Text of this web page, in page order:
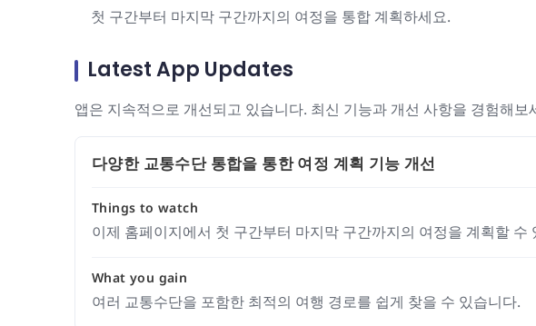
첫 구간부터 마지막 구간까지의 여정을 통합 계획하세요.
Latest App Updates
앱은 지속적으로 개선되고 있습니다. 최신 기능과 개선 사항을 경험해
다양한 교통수단 통합을 통한 여정 계획 기능 개선
Things to watch
이제 홈페이지에서 첫 구간부터 마지막 구간까지의 여정을 계획할 수
What you gain
여러 교통수단을 포함한 최적의 여행 경로를 쉽게 찾을 수 있습니다.